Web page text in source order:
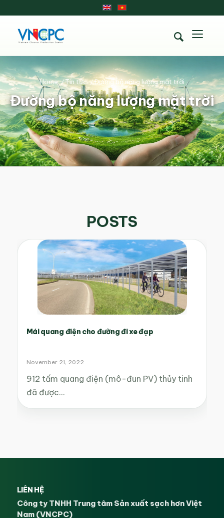
Đường bộ năng lượng mặt trời
Home /Tin tức /Đường bộ năng lượng mặt trời
POSTS
Mái quang điện cho đường đi xe đạp
November 21, 2022
912 tấm quang điện (mô-đun PV) thủy tinh
đã được…
LIÊN HỆ
Công ty TNHH Trung tâm Sản xuất sạch hơn Việt
Nam (VNCPC)